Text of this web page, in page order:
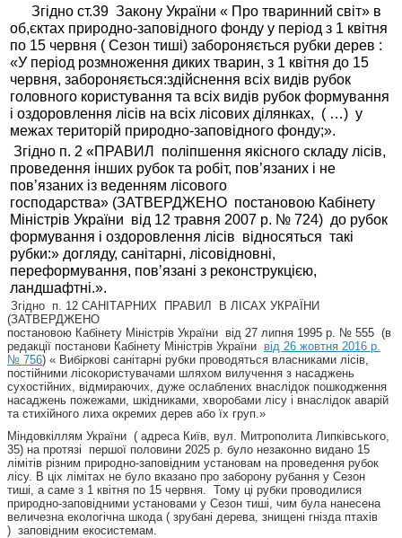
Згідно ст.39 Закону України « Про тваринний світ» в
об,єктах природно-заповідного фонду у період з 1 квітня
по 15 червня ( Сезон тиші) забороняється рубки дерев :
«У період розмноження диких тварин, з 1 квітня до 15
червня, забороняється:здійснення всіх видів рубок
головного користування та всіх видів рубок формування
і оздоровлення лісів на всіх лісових ділянках, ( …) у
межах територій природно-заповідного фонду;».
Згідно п. 2 «ПРАВИЛ поліпшення якісного складу лісів,
проведення інших рубок та робіт, пов’язаних і не
пов’язаних із веденням лісового
господарства» (ЗАТВЕРДЖЕНО постановою Кабінету
Міністрів України від 12 травня 2007 р. № 724) до рубок
формування і оздоровлення лісів відносяться такі
рубки:» догляду, санітарні, лісовідновні,
переформування, пов’язані з реконструкцією,
ландшафтні.».
Згідно п. 12 САНІТАРНИХ ПРАВИЛ В ЛІСАХ УКРАЇНИ
(ЗАТВЕРДЖЕНО
постановою Кабінету Міністрів України від 27 липня 1995 р. № 555 (в
редакції постанови Кабінету Міністрів України від 26 жовтня 2016 р.
№ 756) « Вибіркові санітарні рубки проводяться власниками лісів,
постійними лісокористувачами шляхом вилучення з насаджень
сухостійних, відмираючих, дуже ослаблених внаслідок пошкодження
насаджень пожежами, шкідниками, хворобами лісу і внаслідок аварій
та стихійного лиха окремих дерев або їх груп.»
Міндовкіллям України ( адреса Київ, вул. Митрополита Липківського,
35) на протязі першої половини 2025 р. було незаконно видано 15
лімітів різним природно-заповідним установам на проведення рубок
лісу. В ціх лімітах не було вказано про заборону рубання у Сезон
тиші, а саме з 1 квітня по 15 червня. Тому ці рубки проводилися
природно-заповідними установами у Сезон тиші, чим була нанесена
величезна екологічна шкода ( зрубані дерева, знищені гнізда птахів
) заповідним екосистемам.